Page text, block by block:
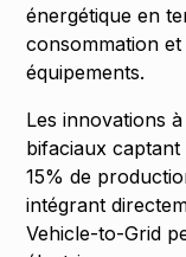
énergétique en
consommation
équipements.
Les innovations
bifaciaux
15% de
intégrant
Vehicle-to-Grid